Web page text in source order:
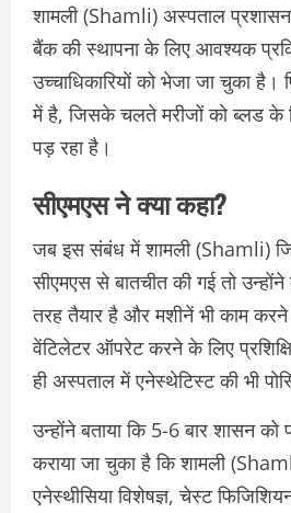
शामली (Shamli) अस्पताल
बैंक की स्थापना के लिए आवश्यक
उच्चाधिकारियों को भेजा जा चुका है।
में है, जिसके चलते मरीजों को ब्लड के
पड़ रहा है।
सीएमएस ने क्या कहा?
जब इस संबंध मेंशामली (Shamli)
सीएमएस से बातचीत की गई तो
तरह तैयार है और मशीनें भी काम
वेंटिलेटर ऑपरेट करने के लिए
ही अस्पताल में एनेस्थेटिस्ट की भी
उन्होंने बताया कि 5-6 बार शासन
कराया जा चुका है किशामली
एनेस्थीसिया विशेषज्ञ, चेस्ट